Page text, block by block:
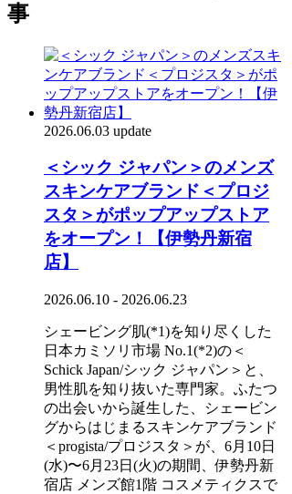
事
2026.06.03 update
＜シック ジャパン＞のメンズ
スキンケアブランド＜プロジ
スタ＞がポップアップストア
をオープン！【伊勢丹新宿
店】
2026.06.10 - 2026.06.23
シェービング肌(*1)を知り尽くした
日本カミソリ市場 No.1(*2)の＜
Schick Japan/シック ジャパン＞と、
男性肌を知り抜いた専門家。ふたつ
の出会いから誕生した、シェービン
グからはじまるスキンケアブランド
＜progista/プロジスタ＞が、6月10日
(水)〜6月23日(火)の期間、伊勢丹新
宿店 メンズ館1階 コスメティクスで